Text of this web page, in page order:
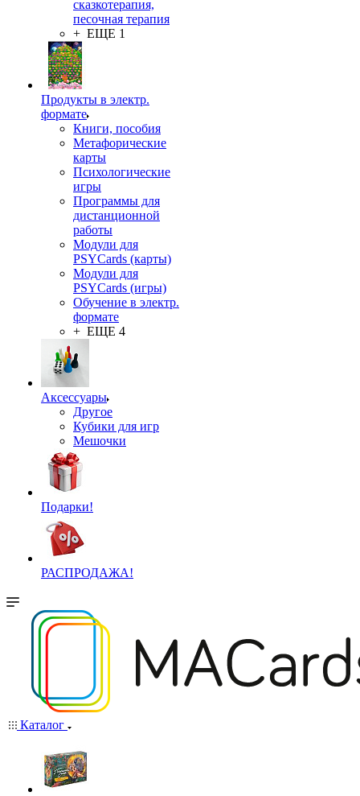
сказкотерапия,
песочная терапия
+ ЕЩЕ 1
Продукты в электр.
формате
Книги, пособия
Метафорические
карты
Психологические
игры
Программы для
дистанционной
работы
Модули для
PSYCards (карты)
Модули для
PSYCards (игры)
Обучение в электр.
формате
+ ЕЩЕ 4
Аксессуары
Другое
Кубики для игр
Мешочки
Подарки!
РАСПРОДАЖА!
Каталог